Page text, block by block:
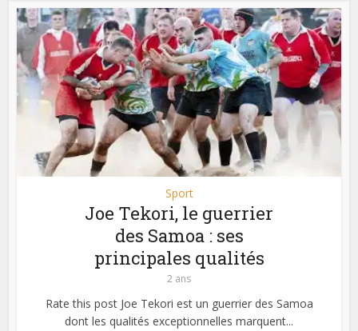
Sport
Joe Tekori, le guerrier
des Samoa : ses
principales qualités
2 ans
Rate this post Joe Tekori est un guerrier des Samoa
dont les qualités exceptionnelles marquent...